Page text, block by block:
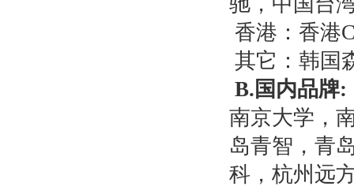
香港 ： 香港
其它：韩国
B. 国内品牌:
南京大学，
岛青智，青
科，杭州远